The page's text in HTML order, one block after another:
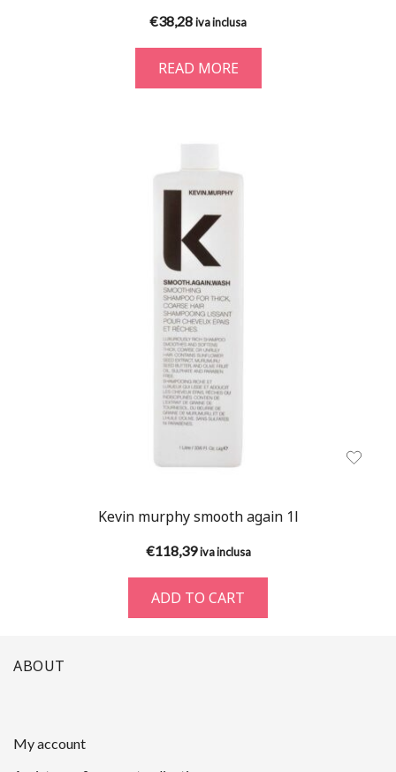
€38,28iva inclusa
READ MORE
Kevin murphy smooth again 1l
€118,39 iva inclusa
ADD TO CART
ABOUT
My account